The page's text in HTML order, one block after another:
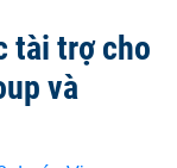
tài trợ cho
và